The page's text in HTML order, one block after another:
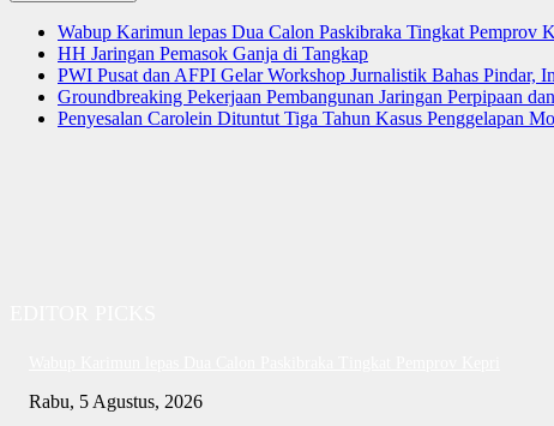
Wabup Karimun lepas Dua Calon Paskibraka Tingkat Pemprov
HH Jaringan Pemasok Ganja di Tangkap
PWI Pusat dan AFPI Gelar Workshop Jurnalistik Bahas Pindar,
Groundbreaking Pekerjaan Pembangunan Jaringan Perpipaan
Penyesalan Carolein Dituntut Tiga Tahun Kasus Penggelapan
Rabu, 5 Agustus, 2026